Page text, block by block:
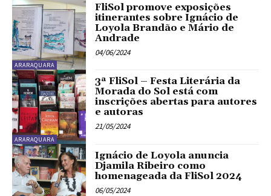
ARARAQUARA
FliSol promove exposições
itinerantes sobre Ignácio de
Loyola Brandão e Mário de
Andrade
04/06/2024
ARARAQUARA
3ª FliSol – Festa Literária da
Morada do Sol está com
inscrições abertas para autores
e autoras
21/05/2024
Ignácio de Loyola anuncia
Djamila Ribeiro como
homenageada da FliSol 2024
06/05/2024